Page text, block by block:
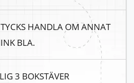
HANDLA OM ANNAT
BLA.
3 BOKSTÄVER